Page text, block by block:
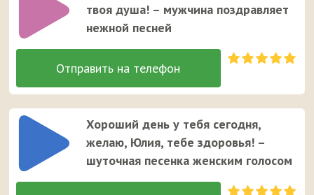
твоя душа! – мужчина поздравляет
нежной песней
Хороший день у тебя сегодня,
желаю, Юлия, тебе здоровья! –
шуточная песенка женским голосом